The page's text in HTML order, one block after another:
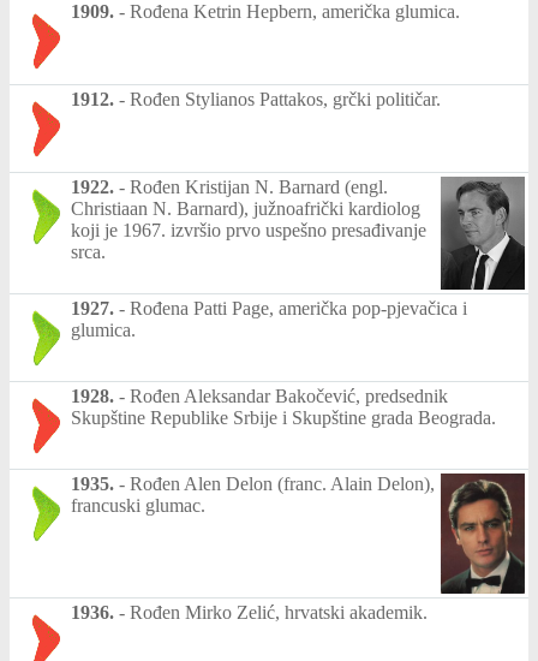
1909. - Rođena Ketrin Hepbern, američka glumica.
1912. - Rođen Stylianos Pattakos, grčki političar.
1922. - Rođen Kristijan N. Barnard (engl.
Christiaan N. Barnard), južnoafrički kardiolog
koji je 1967. izvršio prvo uspešno presađivanje
srca.
1927. - Rođena Patti Page, američka pop-pjevačica i
glumica.
1928. - Rođen Aleksandar Bakočević, predsednik
Skupštine Republike Srbije i Skupštine grada Beograda.
1935. - Rođen Alen Delon (franc. Alain Delon),
francuski glumac.
1936. - Rođen Mirko Zelić, hrvatski akademik.